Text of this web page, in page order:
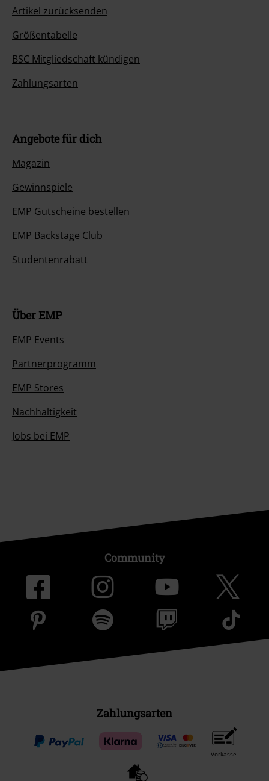
Artikel zurücksenden
Größentabelle
BSC Mitgliedschaft kündigen
Zahlungsarten
Angebote für dich
Magazin
Gewinnspiele
EMP Gutscheine bestellen
EMP Backstage Club
Studentenrabatt
Über EMP
EMP Events
Partnerprogramm
EMP Stores
Nachhaltigkeit
Jobs bei EMP
Community
Zahlungsarten
Vorkasse